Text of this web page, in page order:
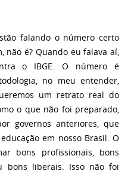
falando o número certo
não é? Quando eu falava aí,
o IBGE. O número é
no meu entender,
um retrato real do
o que não foi preparado,
governos anteriores, que
em nosso Brasil. O
bons profissionais, bons
bons liberais. Isso não foi